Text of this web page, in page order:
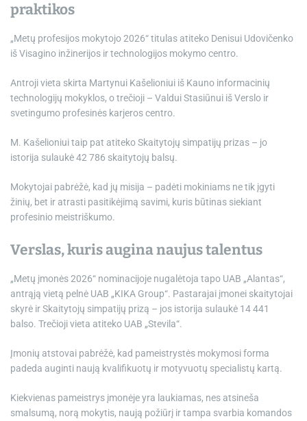
praktikos
„Metų profesijos mokytojo 2026“ titulas atiteko Denisui Udovičenko
iš Visagino inžinerijos ir technologijos mokymo centro.
Antroji vieta skirta Martynui Kašelioniui iš Kauno informacinių
technologijų mokyklos, o trečioji – Valdui Stasiūnui iš Verslo ir
svetingumo profesinės karjeros centro.
M. Kašelioniui taip pat atiteko Skaitytojų simpatijų prizas – jo
istorija sulaukė 42 786 skaitytojų balsų.
Mokytojai pabrėžė, kad jų misija – padėti mokiniams ne tik įgyti
žinių, bet ir atrasti pasitikėjimą savimi, kuris būtinas siekiant
profesinio meistriškumo.
Verslas, kuris augina naujus talentus
„Metų įmonės 2026“ nominacijoje nugalėtoja tapo UAB „Alantas“,
antrąją vietą pelnė UAB „KIKA Group“. Pastarajai įmonei skaitytojai
skyrė ir Skaitytojų simpatijų prizą – jos istorija sulaukė 14 441
balso. Trečioji vieta atiteko UAB „Stevila“.
Įmonių atstovai pabrėžė, kad pameistrystės mokymosi forma
padeda auginti naują kvalifikuotų ir motyvuotų specialistų kartą.
Kiekvienas pameistrys įmonėje yra laukiamas, nes atsineša
smalsumą, norą mokytis, naują požiūrį ir tampa svarbia komandos